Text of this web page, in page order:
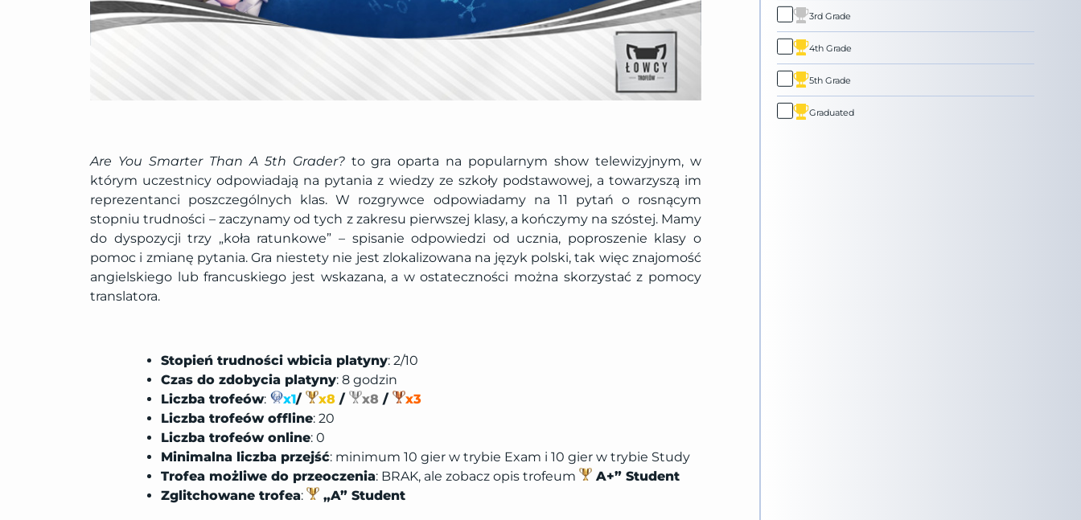
Are You Smarter Than A 5th Grader?to gra oparta na popularnym show telewizyjnym, w
którym uczestnicy odpowiadają na pytania z wiedzy ze szkoły podstawowej, a towarzyszą im
reprezentanci poszczególnych klas. W rozgrywce odpowiadamy na 11 pytań o rosnącym
stopniu trudności – zaczynamy od tych z zakresu pierwszej klasy, a kończymy na szóstej. Mamy
do dyspozycji trzy „koła ratunkowe” – spisanie odpowiedzi od ucznia, poproszenie klasy o
pomoc i zmianę pytania. Gra niestety nie jest zlokalizowana na język polski, tak więc znajomość
angielskiego lub francuskiego jest wskazana, a w ostateczności można skorzystać z pomocy
translatora.
Stopień trudności wbicia platyny: 2/10
Czas do zdobycia platyny: 8 godzin
Liczba trofeów: x1/ x8 / x8 /
x3
Liczba trofeów offline: 20
Liczba trofeów online: 0
Minimalna liczba przejść: minimum 10 gier w trybie Exam i 10 gier w trybie Study
Trofea możliwe do przeoczenia: BRAK, ale zobacz opis trofeum
A+” Student
Zglitchowane trofea: „A” Student
3rd Grade
4th Grade
5th Grade
Graduated